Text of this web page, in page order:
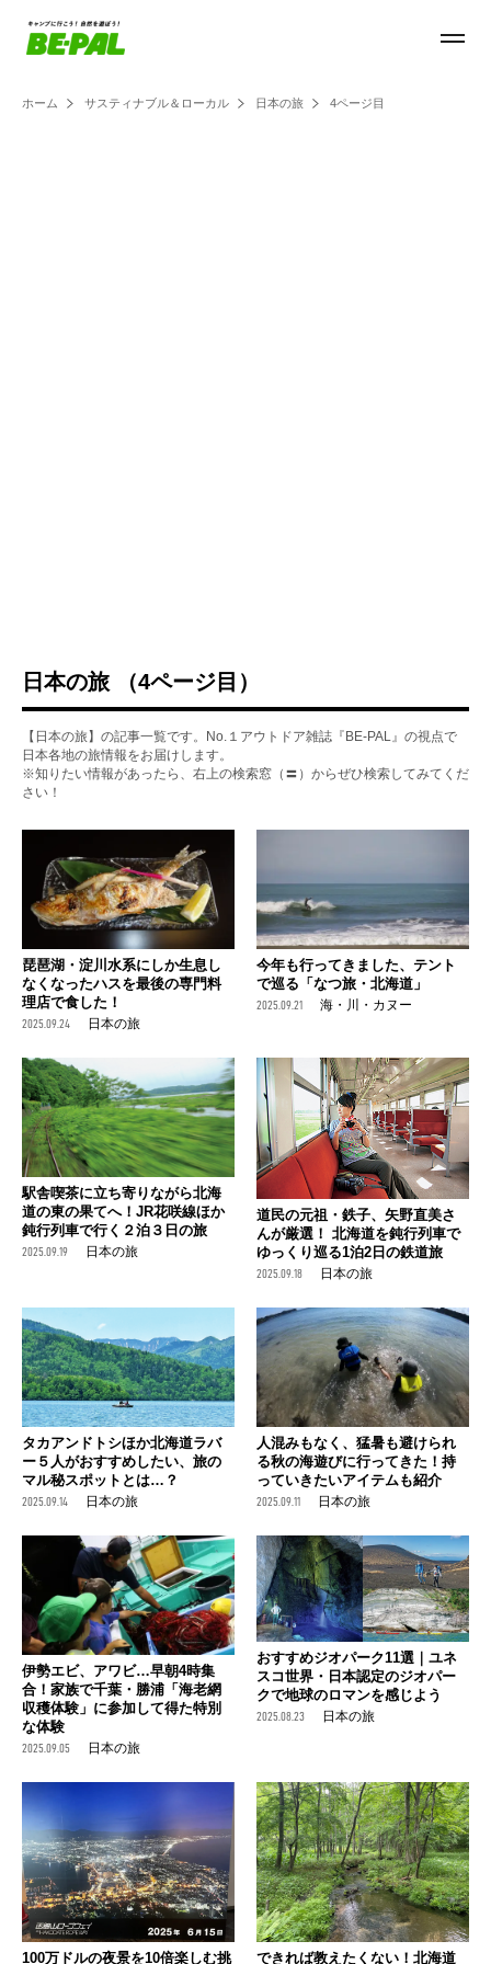
ホーム サスティナブル＆ローカル 日本の旅 4ページ目
日本の旅 （4ページ目）
【日本の旅】の記事一覧です。No.１アウトドア雑誌『BE-PAL』の視点で
日本各地の旅情報をお届けします。
※知りたい情報があったら、右上の検索窓（〓）からぜひ検索してみてくだ
さい！
琵琶湖・淀川水系にしか生息し
なくなったハスを最後の専門料
理店で食した！
2025.09.24 日本の旅
今年も行ってきました、テント
で巡る「なつ旅・北海道」
2025.09.21 海・川・カヌー
駅舎喫茶に立ち寄りながら北海
道の東の果てへ！JR花咲線ほか
鈍行列車で行く２泊３日の旅
2025.09.19 日本の旅
道民の元祖・鉄子、矢野直美さ
んが厳選！ 北海道を鈍行列車で
ゆっくり巡る1泊2日の鉄道旅
2025.09.18 日本の旅
タカアンドトシほか北海道ラバ
ー５人がおすすめしたい、旅の
マル秘スポットとは…？
2025.09.14 日本の旅
人混みもなく、猛暑も避けられ
る秋の海遊びに行ってきた！持
っていきたいアイテムも紹介
2025.09.11 日本の旅
伊勢エビ、アワビ…早朝4時集
合！家族で千葉・勝浦「海老網
収穫体験」に参加して得た特別
な体験
2025.09.05 日本の旅
おすすめジオパーク11選｜ユネ
スコ世界・日本認定のジオパー
クで地球のロマンを感じよう
2025.08.23 日本の旅
100万ドルの夜景を10倍楽しむ挑 できれば教えたくない！北海道